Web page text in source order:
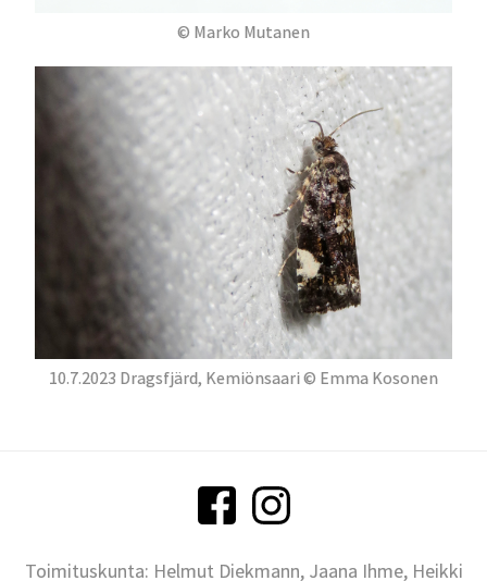
© Marko Mutanen
10.7.2023 Dragsfjärd, Kemiönsaari © Emma Kosonen
Toimituskunta: Helmut Diekmann, Jaana Ihme, Heikki